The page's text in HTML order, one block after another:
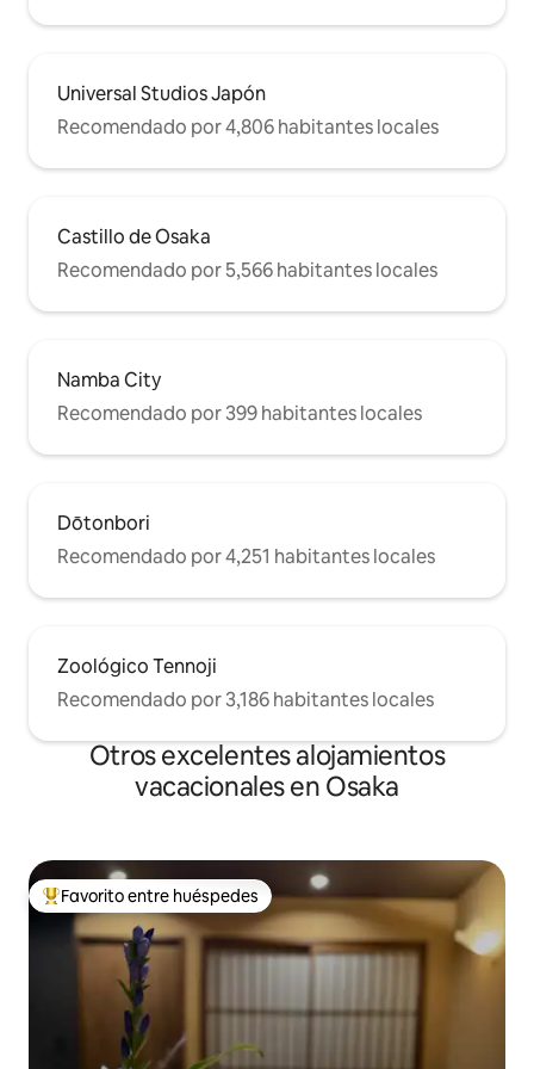
Universal Studios Japón
Recomendado por 4,806 habitantes locales
Castillo de Osaka
Recomendado por 5,566 habitantes locales
Namba City
Recomendado por 399 habitantes locales
Dōtonbori
Recomendado por 4,251 habitantes locales
Zoológico Tennoji
Recomendado por 3,186 habitantes locales
Otros excelentes alojamientos
vacacionales en Osaka
De los mejores en Favorito entre huéspedes
Favorito entre huéspedes